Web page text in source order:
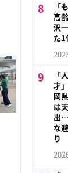
「
高
沢
た1
「
才
岡
は
出
な
り